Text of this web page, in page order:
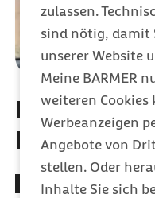
zulassen.
sind nötig, damit
unserer Website
Meine BARMER
weiteren Cookies
Werbeanzeigen
Angebote von
stellen. Oder
Inhalte Sie sich
Deine
Barmer
Alles easy erledigt: